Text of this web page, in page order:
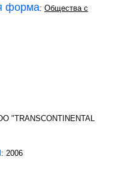
форма: Общества с
"TRANSCONTINENTAL
: 2006